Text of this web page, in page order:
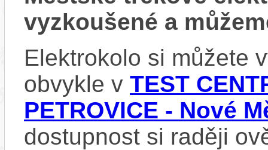
vyzkoušené a
Elektrokolo si můžete
obvykle v TEST
PETROVICE - Nové
dostupnost si raději